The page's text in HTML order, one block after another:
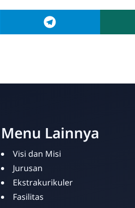
Menu Lainnya
Visi dan Misi
Jurusan
Ekstrakurikuler
Fasilitas